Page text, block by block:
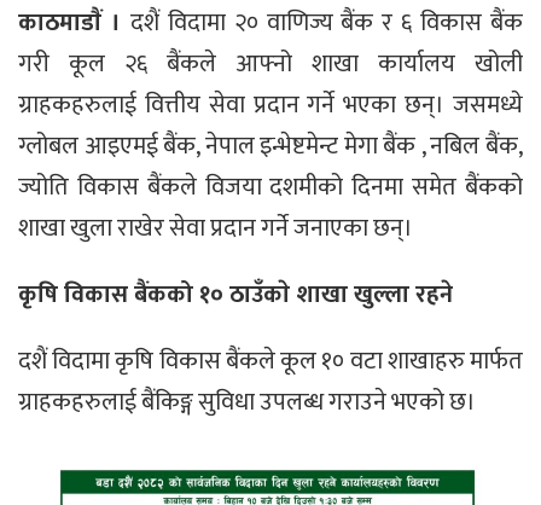
काठमाडाैं । दशैं विदामा २० वाणिज्य बैंक र ६ विकास बैंक
गरी कूल २६ बैंकले आफ्नो शाखा कार्यालय खोली
ग्राहकहरुलाई वित्तीय सेवा प्रदान गर्ने भएका छन्। जसमध्ये
ग्लोबल आइएमई बैंक, नेपाल इन्भेष्टमेन्ट मेगा बैंक , नबिल बैंक,
ज्योति विकास बैंकले विजया दशमीको दिनमा समेत बैंकको
शाखा खुला राखेर सेवा प्रदान गर्ने जनाएका छन्।
कृषि विकास बैंकको १० ठाउँकाे शाखा खुल्ला रहने
दशैं विदामा कृषि विकास बैंकले कूल १० वटा शाखाहरु मार्फत
ग्राहकहरुलाई बैंकिङ्ग सुविधा उपलब्ध गराउने भएको छ।